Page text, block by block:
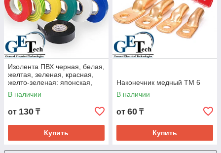
Изолента ПВХ черная, белая,
желтая, зеленая, красная,
желто-зеленая: японская,
3М, IEK
В наличии
от 130 ₸
Купить
Наконечник медный ТМ 6
В наличии
от 60 ₸
Купить